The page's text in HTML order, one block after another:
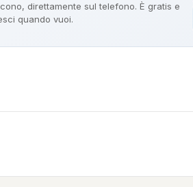
direttamente sul telefono. È gratis e
quando vuoi.